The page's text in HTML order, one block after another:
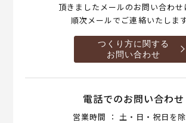
頂きましたメールのお問い合わせ
順次メールでご連絡いたします
つくり方に関する
お問い合わせ
電話でのお問い合わせ
営業時間 ： 土・日・祝日を除